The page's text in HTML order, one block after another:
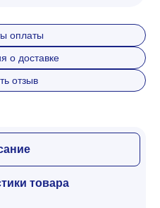
оплаты
о доставке
отзыв
товара